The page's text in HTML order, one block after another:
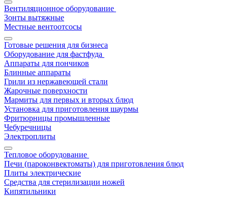
Вентиляционное оборудование
Зонты вытяжные
Местные вентоотсосы
Готовые решения для бизнеса
Оборудование для фастфуда
Аппараты для пончиков
Блинные аппараты
Грили из нержавеющей стали
Жарочные поверхности
Мармиты для первых и вторых блюд
Установка для приготовления шаурмы
Фритюрницы промышленные
Чебуречницы
Электроплиты
Тепловое оборудование
Печи (пароконвектоматы) для приготовления блюд
Плиты электрические
Средства для стерилизации ножей
Кипятильники